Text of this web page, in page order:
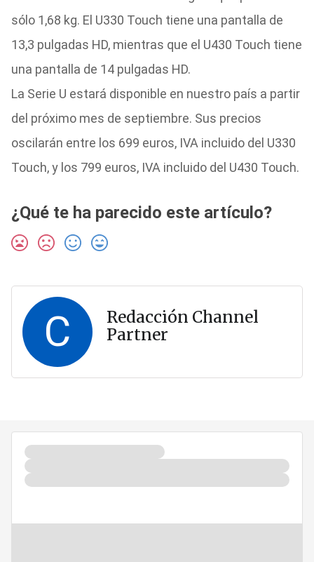
sólo 1,68 kg. El U330 Touch tiene una pantalla de
13,3 pulgadas HD, mientras que el U430 Touch tiene
una pantalla de 14 pulgadas HD.
La Serie U estará disponible en nuestro país a partir
del próximo mes de septiembre. Sus precios
oscilarán entre los 699 euros, IVA incluido del U330
Touch, y los 799 euros, IVA incluido del U430 Touch.
¿Qué te ha parecido este artículo?
C
Redacción Channel
Partner